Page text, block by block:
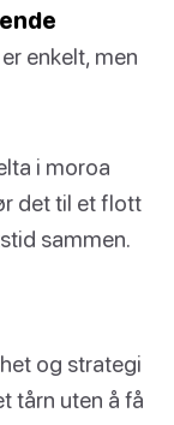
enkelt, men
i moroa
det til et flott
sammen.
og strategi
tårn uten å få